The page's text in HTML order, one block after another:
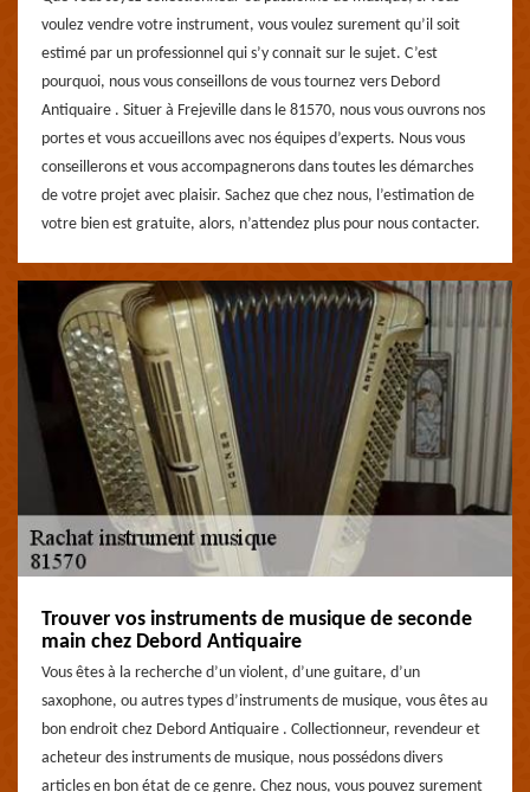
voulez vendre votre instrument, vous voulez surement qu’il soit
estimé par un professionnel qui s’y connait sur le sujet. C’est
pourquoi, nous vous conseillons de vous tournez vers Debord
Antiquaire . Situer à Frejeville dans le 81570, nous vous ouvrons nos
portes et vous accueillons avec nos équipes d’experts. Nous vous
conseillerons et vous accompagnerons dans toutes les démarches
de votre projet avec plaisir. Sachez que chez nous, l’estimation de
votre bien est gratuite, alors, n’attendez plus pour nous contacter.
Trouver vos instruments de musique de seconde
main chez Debord Antiquaire
Vous êtes à la recherche d’un violent, d’une guitare, d’un
saxophone, ou autres types d’instruments de musique, vous êtes au
bon endroit chez Debord Antiquaire . Collectionneur, revendeur et
acheteur des instruments de musique, nous possédons divers
articles en bon état de ce genre. Chez nous, vous pouvez surement